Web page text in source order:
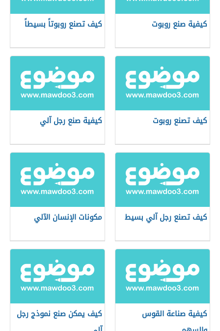
كيفية صنع روبوت كيف تصنع روبوتاً بسيطاً
كيف تصنع روبوت كيفية صنع رجل آلي
كيف تصنع رجل آلي بسيط مكونات الإنسان الآلي
كيفية صناعة القوس
كيف يمكن صنع نموذج رجل